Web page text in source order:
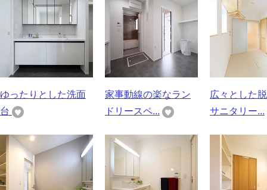
ゆったりとした洗面
台
家事動線の楽なラン
ドリースペ...
広々とした
サニタリー...